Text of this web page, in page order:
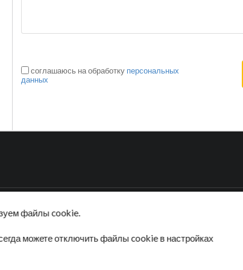
соглашаюсь на обработку персональных
данных
+7 (812)
файлы cookie.
можете отключить файлы cookie в настройках